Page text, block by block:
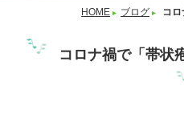
HOME ブログ コ
コロナ禍で「帯状